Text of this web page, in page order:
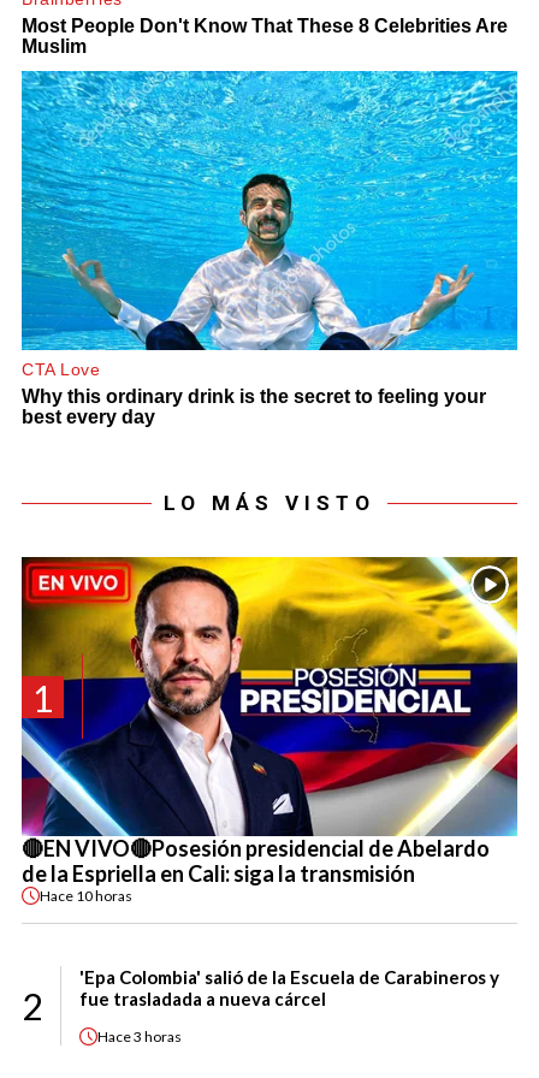
LO MÁS VISTO
1
🔴EN VIVO🔴Posesión presidencial de Abelardo
de la Espriella en Cali: siga la transmisión
Hace 10 horas
2
'Epa Colombia' salió de la Escuela de Carabineros y
fue trasladada a nueva cárcel
Hace3 horas